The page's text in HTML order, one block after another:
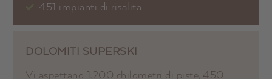
451 impianti di risalita
DOLOMITI SUPERSKI
Vi aspettano 1.200 chilometri di piste, 450